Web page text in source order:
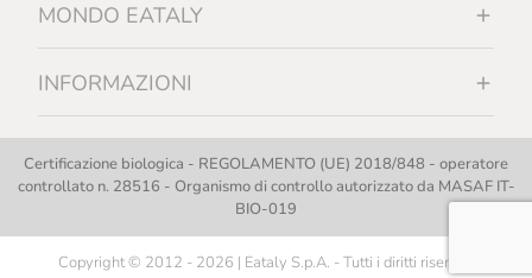
MONDO EATALY
INFORMAZIONI
Certificazione biologica - REGOLAMENTO (UE) 2018/848 - operatore
controllato n. 28516 - Organismo di controllo autorizzato da MASAF IT-
BIO-019
Copyright © 2012 - 2026 | Eataly S.p.A. - Tutti i diritti riservati